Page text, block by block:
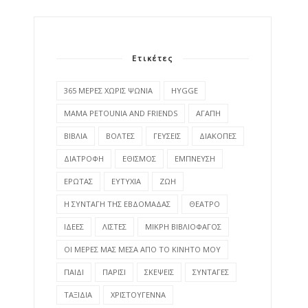
Ετικέτες
365 ΜΕΡΕΣ ΧΩΡΙΣ ΨΩΝΙΑ HYGGE
MAMA PETOUNIA AND FRIENDS ΑΓΑΠΗ
ΒΙΒΛΙΑ ΒΟΛΤΕΣ ΓΕΥΣΕΙΣ ΔΙΑΚΟΠΕΣ
ΔΙΑΤΡΟΦΗ ΕΘΙΣΜΟΣ ΕΜΠΝΕΥΣΗ
ΕΡΩΤΑΣ ΕΥΤΥΧΙΑ ΖΩΗ
Η ΣΥΝΤΑΓΗ ΤΗΣ ΕΒΔΟΜΑΔΑΣ ΘΕΑΤΡΟ
ΙΔΕΕΣ ΛΙΣΤΕΣ ΜΙΚΡΗ ΒΙΒΛΙΟΦΑΓΟΣ
ΟΙ ΜΕΡΕΣ ΜΑΣ ΜΕΣΑ ΑΠΟ ΤΟ ΚΙΝΗΤΟ ΜΟΥ
ΠΑΙΔΙ ΠΑΡΙΣΙ ΣΚΕΨΕΙΣ ΣΥΝΤΑΓΕΣ
ΤΑΞΙΔΙΑ ΧΡΙΣΤΟΥΓΕΝΝΑ